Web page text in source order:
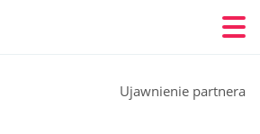
Ujawnienie partnera